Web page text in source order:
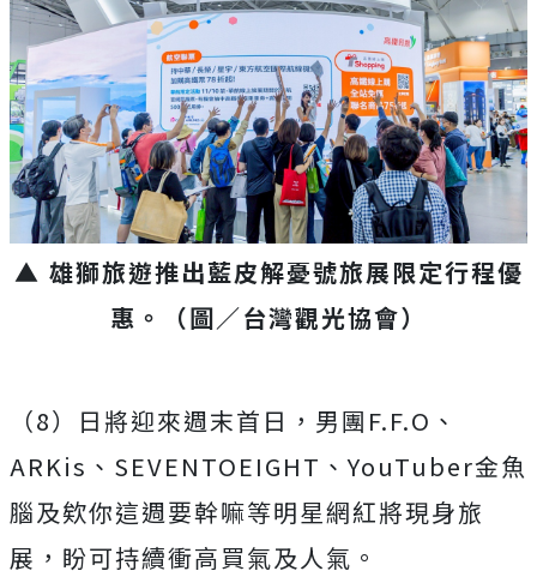
▲ 雄獅旅遊推出藍皮解憂號旅展限定行程優
惠。（圖／台灣觀光協會）
（8）日將迎來週末首日，男團 F.F.O 、
ARKis 、 SEVENTOEIGHT 、YouTuber金魚
腦及欸你這週要幹嘛等明星網紅將現身旅
展，盼可持續衝高買氣及人氣。